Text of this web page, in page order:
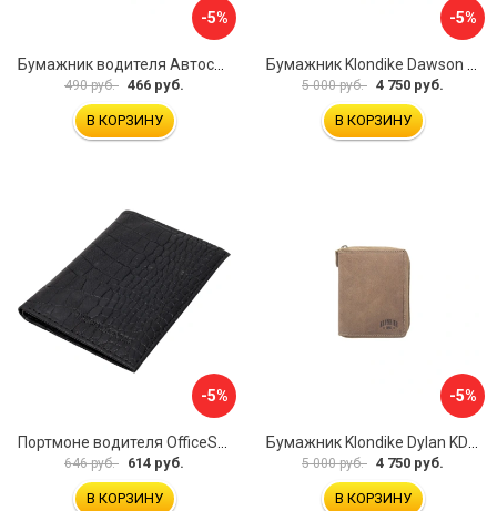
-5%
Бумажник водителя Автостоп БВЛ5Л-1
490 руб. 466 руб.
В КОРЗИНУ
-5%
Бумажник Klondike Dawson KD1124-03
5 000 руб. 4 750 руб.
В КОРЗИНУ
-5%
646 руб. 614 руб.
В КОРЗИНУ
-5%
5 000 руб. 4 750 руб.
В КОРЗИНУ